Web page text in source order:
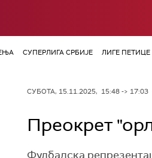
СУПЕРЛИГА СРБИЈЕ ЛИГЕ ПЕТИЦЕ
СУБОТА, 15.11.2025, 15:48 -> 17:03
Преокрет
Фудбалска